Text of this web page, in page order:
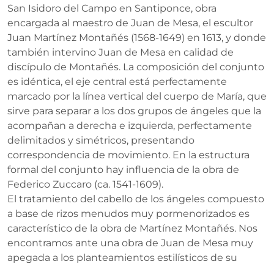
San Isidoro del Campo en Santiponce, obra
encargada al maestro de Juan de Mesa, el escultor
Juan Martínez Montañés (1568-1649) en 1613, y donde
también intervino Juan de Mesa en calidad de
discípulo de Montañés. La composición del conjunto
es idéntica, el eje central está perfectamente
marcado por la línea vertical del cuerpo de María, que
sirve para separar a los dos grupos de ángeles que la
acompañan a derecha e izquierda, perfectamente
delimitados y simétricos, presentando
correspondencia de movimiento. En la estructura
formal del conjunto hay influencia de la obra de
Federico Zuccaro (ca. 1541-1609).
El tratamiento del cabello de los ángeles compuesto
a base de rizos menudos muy pormenorizados es
característico de la obra de Martínez Montañés. Nos
encontramos ante una obra de Juan de Mesa muy
apegada a los planteamientos estilísticos de su